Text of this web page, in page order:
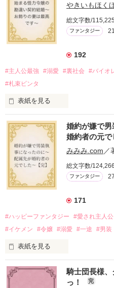
やきいもほく
総文字数/115,225
ファンタジー
192
#主人公最強 #溺愛 #裏社会 #バイオ
#札束ビンタ
表紙を見る
かつては英雄と呼ばれた父は事
そのせいで極貧生活を送るオ
倒れたことをきっかけに娼婦に
た。
娼館（たぶん）の店主は札束で
金と引き換えに雇われたと思
裏社会を牛耳るロベールは仮面
な結婚生活を満喫中。
そこでロベールを慕うアリス
勘違いから始まる初夜騒動に危
出会いは最悪、結婚生活は最
愛を知らない公爵と天然怪力
婚約が嫌で
婚約者の元で
みみみ.com ／
総文字数/124,266
ファンタジー
171
#ハッピーファンタジー #愛され主人公
#イケメン
#令嬢 #溺愛 #一途 #男装
表紙を見る
＼異世界ラブコメ×ハッピーフ
騎士団長様
っ！
完